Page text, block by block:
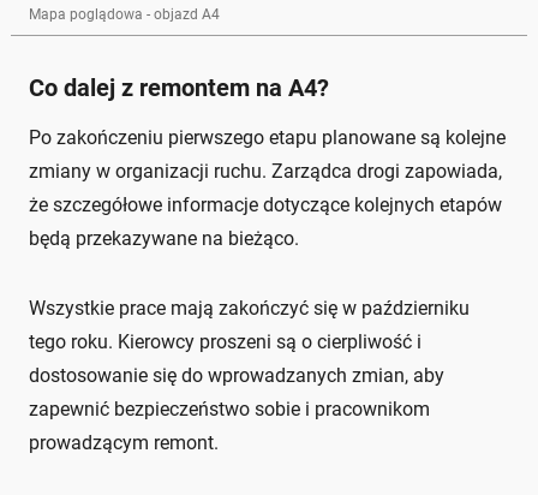
Mapa poglądowa - objazd A4
Co dalej z remontem na A4?
Po zakończeniu pierwszego etapu planowane są kolejne
zmiany w organizacji ruchu. Zarządca drogi zapowiada,
że szczegółowe informacje dotyczące kolejnych etapów
będą przekazywane na bieżąco.
Wszystkie prace mają zakończyć się w październiku
tego roku. Kierowcy proszeni są o cierpliwość i
dostosowanie się do wprowadzanych zmian, aby
zapewnić bezpieczeństwo sobie i pracownikom
prowadzącym remont.